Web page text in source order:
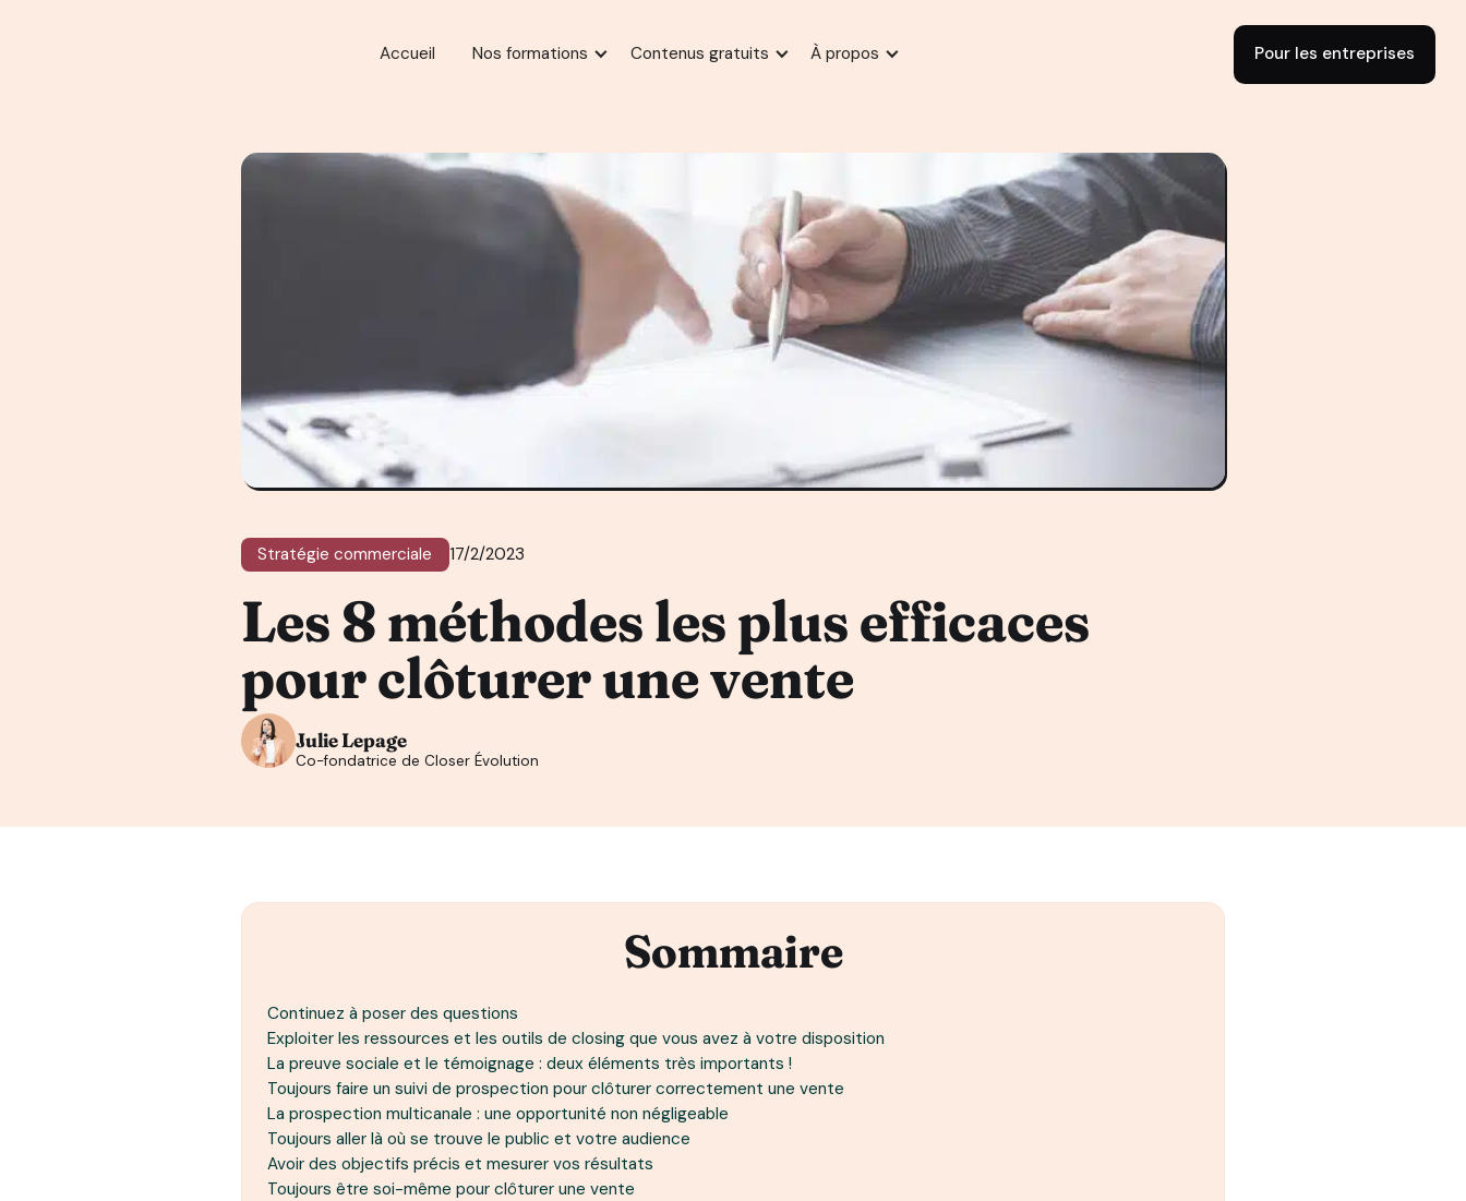
Accueil Nos formations Contenus gratuits À propos Pour les entreprises
Stratégie commerciale 17/2/2023
Les 8 méthodes les plus efficaces
pour clôturer une vente
Julie Lepage
Co-fondatrice de Closer Évolution
Sommaire
Continuez à poser des questions
Exploiter les ressources et les outils de closing que vous avez à votre disposition
La preuve sociale et le témoignage : deux éléments très importants !
Toujours faire un suivi de prospection pour clôturer correctement une vente
La prospection multicanale : une opportunité non négligeable
Toujours aller là où se trouve le public et votre audience
Avoir des objectifs précis et mesurer vos résultats
Toujours être soi-même pour clôturer une vente